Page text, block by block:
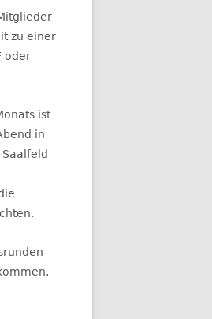
zu einer
oder
ist
in
Saalfeld